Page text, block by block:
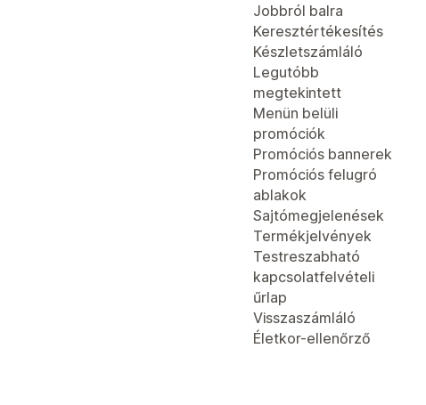
Jobbról balra
Keresztértékesítés
Készletszámláló
Legutóbb
megtekintett
Menün belüli
promóciók
Promóciós bannerek
Promóciós felugró
ablakok
Sajtómegjelenések
Termékjelvények
Testreszabható
kapcsolatfelvételi
űrlap
Visszaszámláló
Életkor-ellenőrző